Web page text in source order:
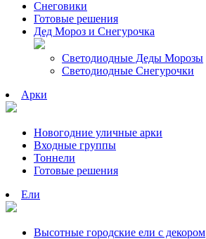
Снеговики
Готовые решения
Дед Мороз и Снегурочка
Светодиодные Деды Морозы
Светодиодные Снегурочки
Арки
Новогодние уличные арки
Входные группы
Тоннели
Готовые решения
Ели
Высотные городские ели с декором